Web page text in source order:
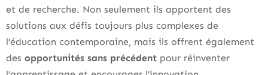
et de recherche. Non seulement ils apportent des
solutions aux défis toujours plus complexes de
l’éducation contemporaine, mais ils offrent également
des opportunités sans précédent pour réinventer